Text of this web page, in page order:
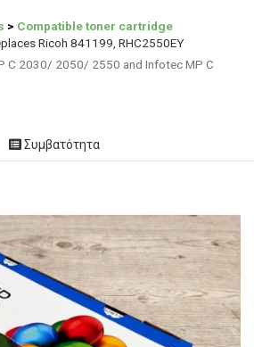
> Compatible toner cartridge
Ricoh 841199, RHC2550EY
C 2030/ 2050/ 2550 and Infotec MP C
Συμβατότητα